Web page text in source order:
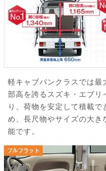
軽キャブバンクラスでは最
部高を誇るスズキ・エブ
り、荷物を安定して積載
め、長尺物やサイズの大
能です。